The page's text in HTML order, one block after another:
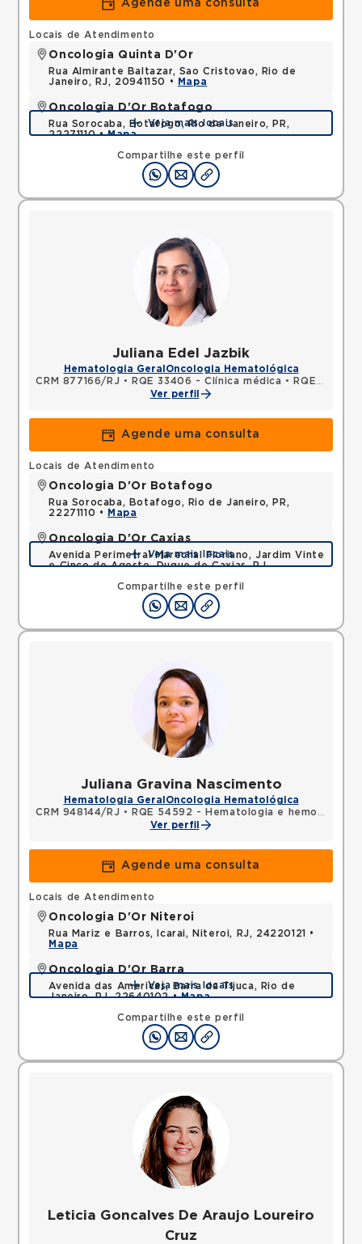
Agende uma consulta
Compartilhe este perfil
Locais de Atendimento
Oncologia Quinta D'Or
Rua Almirante Baltazar, Sao Cristovao, Rio de
Janeiro, RJ, 20941150 •
Mapa
Oncologia D'Or Botafogo
Rua Sorocaba, Botafogo, Rio de Janeiro, PR,
22271110 •Mapa
Veja mais locais
Juliana Edel Jazbik
Hematologia Geral Oncologia Hematológica
CRM 877166/RJ • RQE 33406 - Clínica médica •
RQE 33407 - Hematologia e hemoterapia
Ver perfil
Agende uma consulta
Compartilhe este perfil
Locais de Atendimento
Oncologia D'Or Botafogo
Rua Sorocaba, Botafogo, Rio de Janeiro, PR,
22271110 •
Mapa
Oncologia D'Or Caxias
Avenida Perimetral Marechal Floriano, Jardim Vinte
e Cinco de Agosto, Duque de Caxias, RJ,
Veja mais locais
Juliana Gravina Nascimento
Hematologia Geral Oncologia Hematológica
CRM 948144/RJ • RQE 54592 - Hematologia e hemoterapia
Ver perfil
Agende uma consulta
Compartilhe este perfil
Locais de Atendimento
Oncologia D'Or Niteroi
Rua Mariz e Barros, Icarai, Niteroi, RJ, 24220121 •
Mapa
Oncologia D'Or Barra
Avenida das Americas, Barra da Tijuca, Rio de
Janeiro, RJ, 22640102 •Mapa
Veja mais locais
Leticia Goncalves De Araujo Loureiro
Cruz